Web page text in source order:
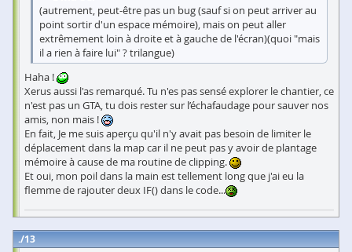
(autrement, peut-être pas un bug (sauf si on peut arriver au
point sortir d'un espace mémoire), mais on peut aller
extrêmement loin à droite et à gauche de l'écran)(quoi "mais
il a rien à faire lui" ? trilangue)
Haha !
Xerus aussi l'as remarqué. Tu n'es pas sensé explorer le chantier, ce
n'est pas un GTA, tu dois rester sur l’échafaudage pour sauver nos
amis, non mais !
En fait, Je me suis aperçu qu'il n'y avait pas besoin de limiter le
déplacement dans la map car il ne peut pas y avoir de plantage
mémoire à cause de ma routine de clipping.
Et oui, mon poil dans la main est tellement long que j'ai eu la
flemme de rajouter deux IF() dans le code...
13